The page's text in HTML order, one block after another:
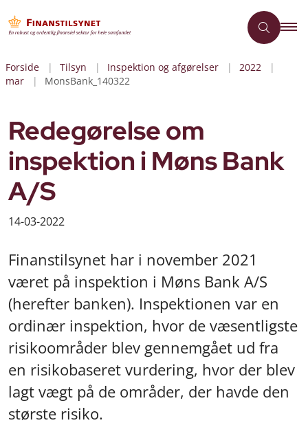
Forside Tilsyn Inspektion og afgørelser
2022
mar
MonsBank_140322
Redegørelse om
inspektion i Møns Bank
A/S
14-03-2022
Finanstilsynet har i november 2021
været på inspektion i Møns Bank A/S
(herefter banken). Inspektionen var en
ordinær inspektion, hvor de væsentligste
risikoområder blev gennemgået ud fra
en risikobaseret vurdering, hvor der blev
lagt vægt på de områder, der havde den
største risiko.